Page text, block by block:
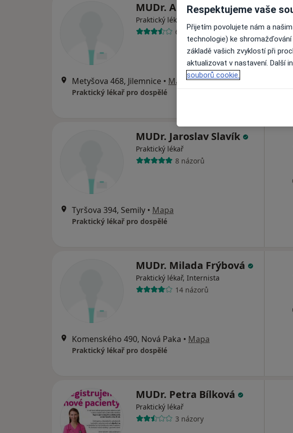
MUDr. Aleš Černý
Praktický lékař
6 názorů
Metyšova 468, Jilemnice • Mapa
Praktický lékař pro dospělé
MUDr. Jaroslav Slavík
Praktický lékař
8 názorů
Tyršova 394, Semily • Mapa
Praktický lékař pro dospělé
MUDr. Milada Frýbová
Praktický lékař, Internista
14 názorů
Komenského 490, Nová Paka • Mapa
Praktický lékař pro dospělé
MUDr. Petra Bílková
Praktický lékař
3 názory
Respektujeme vaše
Přijetím povolujete nám a
technologie) ke
základě vašich zvyklostí při
aktualizovat v nastavení. Další
souborů cookie.